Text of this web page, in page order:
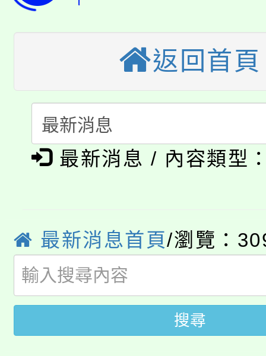
心理、諮商輔導、社會
系所師生報名參加。
門員」簡章及活動海報
桃園市115學年度學生
「桃園市補助參觀特色
展演活動實施計畫」
115年度「教育部表揚
義教育推展貢獻獎」
「2026 ART TAIPEI臺
博覽會」之「藝術教育
「2026金融保險知識
車」活動
桃園市115學年度學生
代理(課)教師甄選結果(
轉知中國文化大學推廣
《TA101》溝通分析基
程，歡迎學生輔導中心
轉知苗栗縣政府辦理
縣市「校園短影音徵選
桃園市115學年度學生
要點
「桃園市補助參觀特色
返回首頁
最新消息 / 內容類型
最新消息首頁/瀏覽：
搜尋